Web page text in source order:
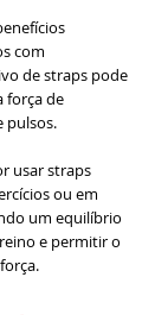
com
de straps pode
força de
pulsos.
usar straps
ou em
um equilíbrio
e permitir o